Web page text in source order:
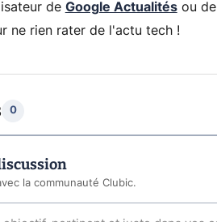
de Google Actualitésou de
ne rien rater de l'actu tech !
0
la communauté Clubic.